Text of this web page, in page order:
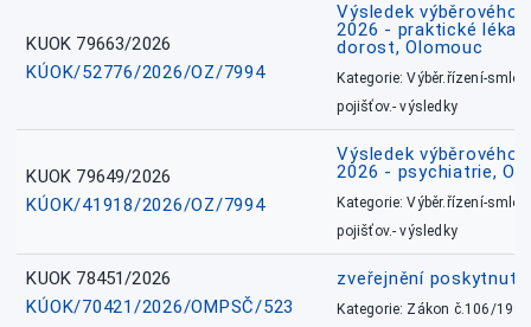
KUOK 79663/2026
KÚOK/52776/2026/OZ/7994
Výsledek výběrového
2026 - praktické
dorost, Olomouc
Kategorie: Výběr.řízení-
pojišťov.- výsledky
KUOK 79649/2026
KÚOK/41918/2026/OZ/7994
Výsledek výběrového
2026 - psychiatrie,
Kategorie: Výběr.řízení-
pojišťov.- výsledky
KUOK 78451/2026
KÚOK/70421/2026/OMPSČ/523
zveřejnění
Kategorie: Zákon č.106/1999